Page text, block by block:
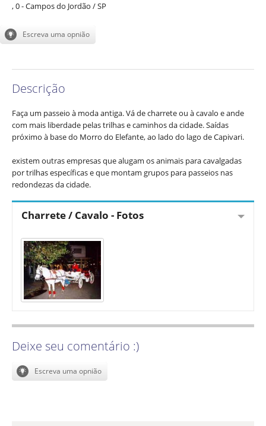
, 0-Campos do Jordão /SP
Descrição
Faça um passeio à moda antiga. Vá de charrete ou à cavalo e ande
com mais liberdade pelas trilhas e caminhos da cidade. Saídas
próximo à base do Morro do Elefante, ao lado do lago de Capivari.
existem outras empresas que alugam os animais para cavalgadas
por trilhas específicas e que montam grupos para passeios nas
redondezas da cidade.
Charrete / Cavalo - Fotos
Deixe seu comentário :)